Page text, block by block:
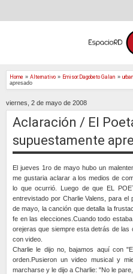
Home » Alternativo » Emisor:Dagobeto Galan »
apresado
viernes, 2 de mayo de 2008
Aclaración / El
supuestamente
El jueves 1ro de mayo hubo un
me gustaria aclarar a los medios de
lo que ocurrió. Luego de que EL
entrevistado por Charlie Valens, para
de mayo, la canción que detalla la
fe en las elecciones.Cuando todo
orejeras que siempre esta detrás de las
con video.
Charlie le dijo no, bajamos aquí con
orden.Pusieron un video musical y
marcharse y le dijo a Charlie: "No le